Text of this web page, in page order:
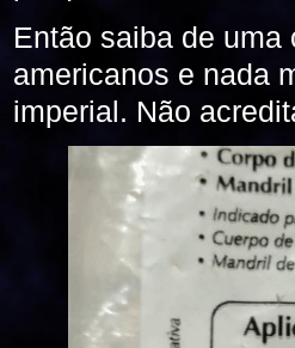
Então saiba de
americanos e nada
imperial. Não